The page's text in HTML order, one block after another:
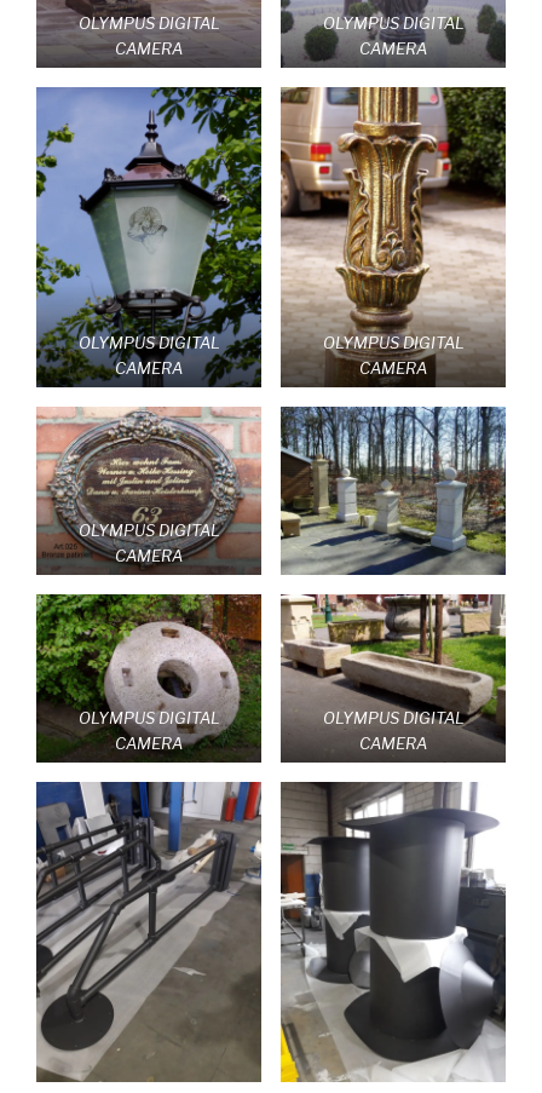
OLYMPUS DIGITAL
CAMERA
OLYMPUS DIGITAL
CAMERA
OLYMPUS DIGITAL
CAMERA
OLYMPUS DIGITAL
CAMERA
OLYMPUS DIGITAL
CAMERA
OLYMPUS DIGITAL
CAMERA
OLYMPUS DIGITAL
CAMERA